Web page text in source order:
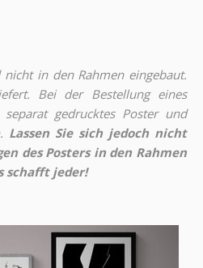
nicht in den Rahmen eingebaut.
Bei der Bestellung eines
gedrucktes Poster und
Lassen Sie sich jedoch nicht
des Posters in den Rahmen
schafft jeder!